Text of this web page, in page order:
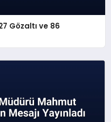
Gözaltı ve 86